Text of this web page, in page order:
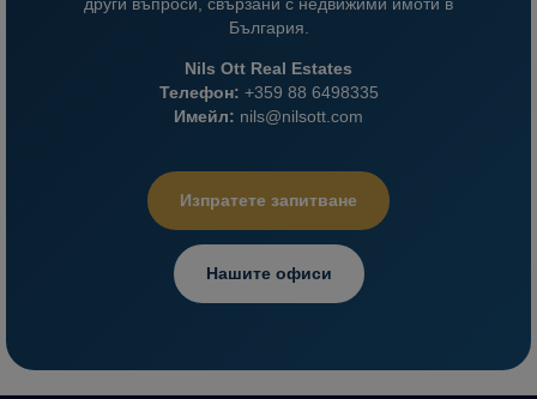
други въпроси, свързани с недвижими имоти в
България.
Nils Ott Real Estates
Телефон: +359 88 6498335
Имейл: nils@nilsott.com
Изпратете запитване
Нашите офиси